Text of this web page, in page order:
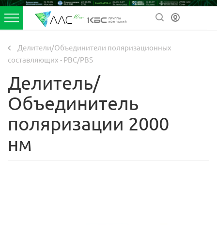
Делители/Объединители поляризационных
составляющих - PBC/PBS
Делитель/
Объединитель
поляризации 2000
нм